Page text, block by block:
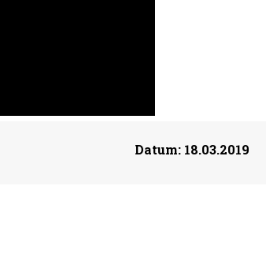
Datum:18.03.2019